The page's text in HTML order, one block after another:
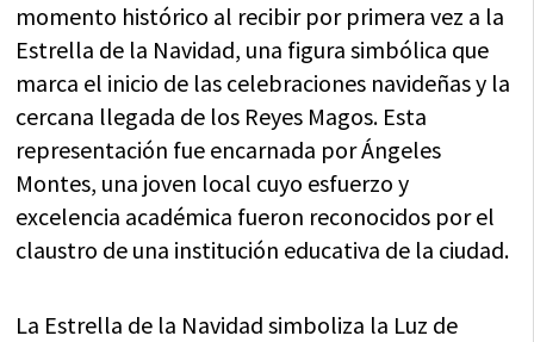
momento histórico al recibir por primera vez a la
Estrella de la Navidad, una figura simbólica que
marca el inicio de las celebraciones navideñas y la
cercana llegada de los Reyes Magos. Esta
representación fue encarnada por Ángeles
Montes, una joven local cuyo esfuerzo y
excelencia académica fueron reconocidos por el
claustro de una institución educativa de la ciudad.
La Estrella de la Navidad simboliza la Luz de